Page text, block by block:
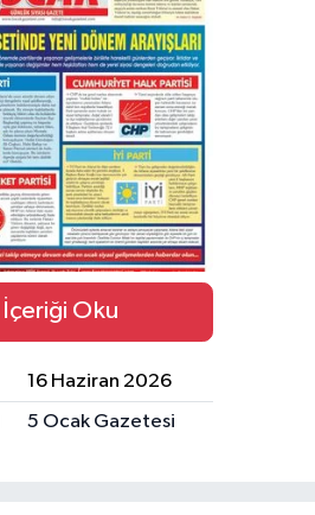
İçeriği Oku
16 Haziran 2026
5 Ocak Gazetesi